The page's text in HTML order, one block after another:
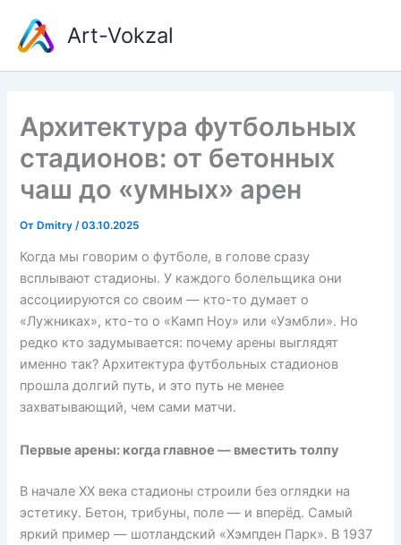
содержимому
Art-Vokzal
Архитектура футбольных
стадионов: от бетонных
чаш до «умных» арен
ОтDmitry /03.10.2025
Когда мы говорим о футболе, в голове сразу
всплывают стадионы. У каждого болельщика они
ассоциируются со своим — кто-то думает о
«Лужниках», кто-то о «Камп Ноу» или «Уэмбли». Но
редко кто задумывается: почему арены выглядят
именно так? Архитектура футбольных стадионов
прошла долгий путь, и это путь не менее
захватывающий, чем сами матчи.
Первые арены: когда главное — вместить толпу
В начале XX века стадионы строили без оглядки на
эстетику. Бетон, трибуны, поле — и вперёд. Самый
яркий пример — шотландский «Хэмпден Парк». В 1937